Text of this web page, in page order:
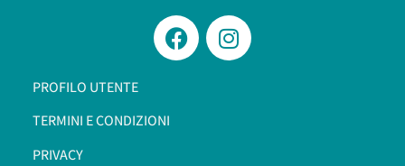
PROFILO UTENTE
TERMINI E CONDIZIONI
PRIVACY